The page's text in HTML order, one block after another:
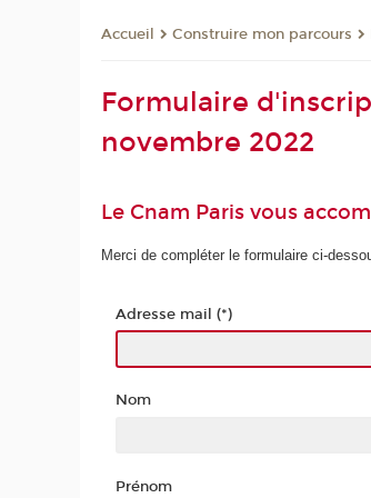
Accueil Construire mon parcours
Formulaire
novembre 2022
Le Cnam Paris vous
Merci de compléter le formulaire ci-
Adresse mail (*)
Nom
Prénom